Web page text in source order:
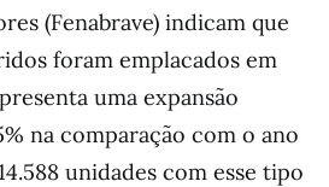
(Fenabrave) indicam que
foram emplacados em
uma expansão
na comparação com o ano
unidades com esse tipo